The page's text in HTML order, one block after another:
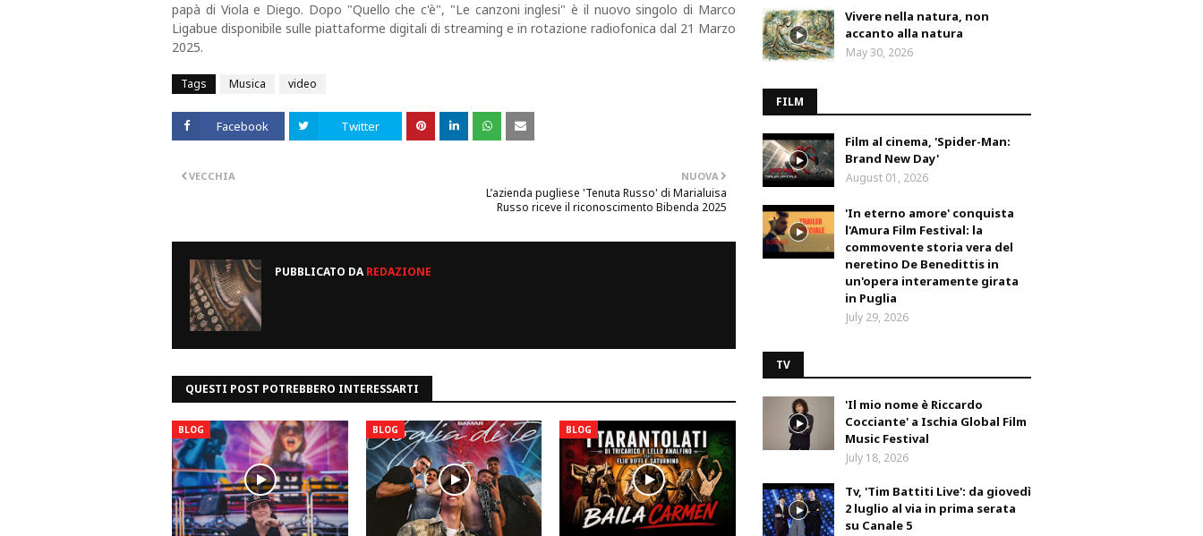
papà di Viola e Diego. Dopo "Quello che c'è", "Le canzoni inglesi" è il nuovo singolo di Marco
Ligabue disponibile sulle piattaforme digitali di streaming e in rotazione radiofonica dal 21 Marzo
2025.
Tags Musica video
Facebook Twitter
NUOVA
L’azienda pugliese 'Tenuta Russo' di Marialuisa
Russo riceve il riconoscimento Bibenda 2025
VECCHIA
PUBBLICATO DAREDAZIONE
QUESTI POST POTREBBERO INTERESSARTI
BLOG BLOG BLOG
Vivere nella natura, non
accanto alla natura
May 30, 2026
FILM
Film al cinema, 'Spider-Man:
Brand New Day'
August 01, 2026
'In eterno amore' conquista
l'Amura Film Festival: la
commovente storia vera del
neretino De Benedittis in
un'opera interamente girata
in Puglia
July 29, 2026
TV
'Il mio nome è Riccardo
Cocciante' a Ischia Global Film
Music Festival
July 18, 2026
Tv, 'Tim Battiti Live': da giovedì
2 luglio al via in prima serata
su Canale 5